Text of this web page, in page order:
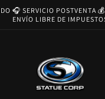
🎧 SERVICIO POSTVENTA 💰
ENVÍO LIBRE DE